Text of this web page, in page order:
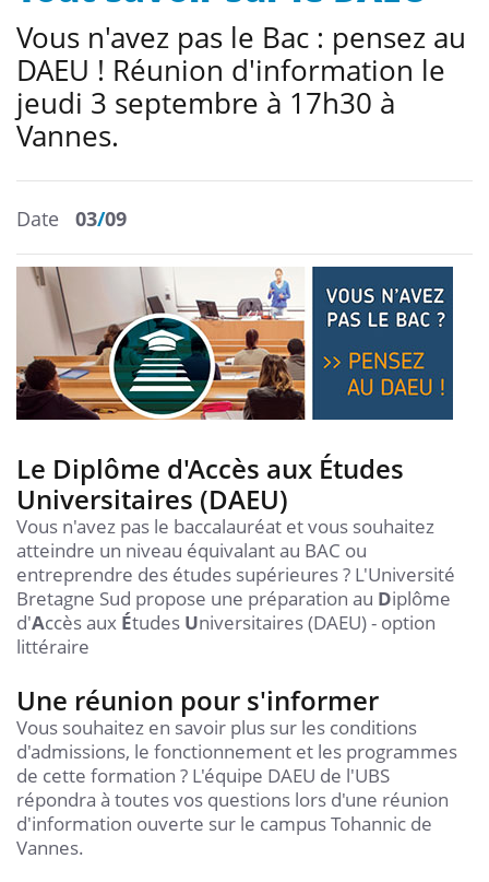
Vous n'avez pas le Bac : pensez au
DAEU ! Réunion d'information le
jeudi 3 septembre à 17h30 à
Vannes.
Date 03/09
Le Diplôme d'Accès aux Études
Universitaires (DAEU)
Vous n'avez pas le baccalauréat et vous souhaitez
atteindre un niveau équivalant au BAC ou
entreprendre des études supérieures ? L'Université
Bretagne Sud propose une préparation au Diplôme
d'Accès aux Études Universitaires (DAEU) - option
littéraire
Une réunion pour s'informer
Vous souhaitez en savoir plus sur les conditions
d'admissions, le fonctionnement et les programmes
de cette formation ? L'équipe DAEU de l'UBS
répondra à toutes vos questions lors d'une réunion
d'information ouverte sur le campus Tohannic de
Vannes.